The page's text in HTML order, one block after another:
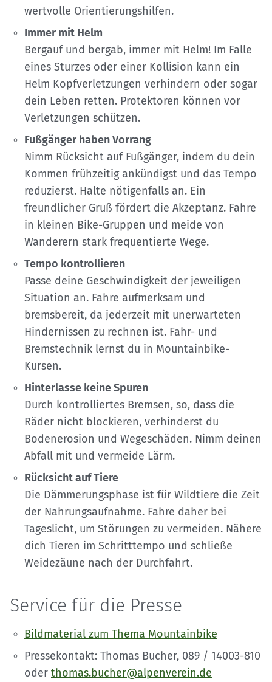
wertvolle Orientierungshilfen.
Immer mit Helm
Bergauf und bergab, immer mit Helm! Im Falle
eines Sturzes oder einer Kollision kann ein
Helm Kopfverletzungen verhindern oder sogar
dein Leben retten. Protektoren können vor
Verletzungen schützen.
Fußgänger haben Vorrang
Nimm Rücksicht auf Fußgänger, indem du dein
Kommen frühzeitig ankündigst und das Tempo
reduzierst. Halte nötigenfalls an. Ein
freundlicher Gruß fördert die Akzeptanz. Fahre
in kleinen Bike-Gruppen und meide von
Wanderern stark frequentierte Wege.
Tempo kontrollieren
Passe deine Geschwindigkeit der jeweiligen
Situation an. Fahre aufmerksam und
bremsbereit, da jederzeit mit unerwarteten
Hindernissen zu rechnen ist. Fahr- und
Bremstechnik lernst du in Mountainbike-
Kursen.
Hinterlasse keine Spuren
Durch kontrolliertes Bremsen, so, dass die
Räder nicht blockieren, verhinderst du
Bodenerosion und Wegeschäden. Nimm deinen
Abfall mit und vermeide Lärm.
Rücksicht auf Tiere
Die Dämmerungsphase ist für Wildtiere die Zeit
der Nahrungsaufnahme. Fahre daher bei
Tageslicht, um Störungen zu vermeiden. Nähere
dich Tieren im Schritttempo und schließe
Weidezäune nach der Durchfahrt.
Service für die Presse
Bildmaterial zum Thema Mountainbike
Pressekontakt: Thomas Bucher, 089 / 14003-810
oder thomas.bucher@alpenverein.de